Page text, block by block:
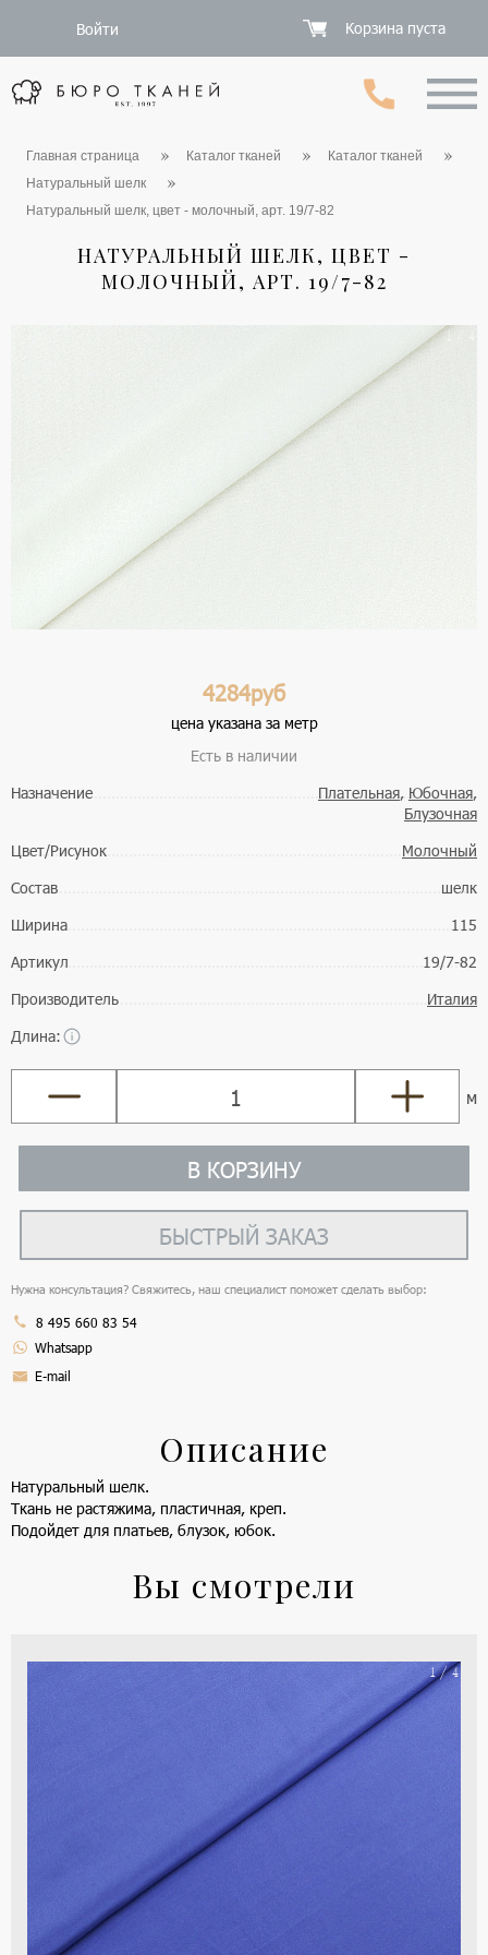
Войти Корзина пуста
Главная страница Каталог тканей
Каталог тканей
Натуральный шелк
Натуральный шелк, цвет - молочный, арт. 19/7-82
НАТУРАЛЬНЫЙ ШЕЛК, ЦВЕТ -
МОЛОЧНЫЙ, АРТ. 19/7-82
1 / 4
4284руб
цена указана за метр
Есть в наличии
Назначение
Плательная, Юбочная,
Блузочная
Цвет/Рисунок
Молочный
Состав
шелк
Ширина
115
Артикул
19/7-82
Производитель
Италия
Длина:
м
В КОРЗИНУ
БЫСТРЫЙ ЗАКАЗ
Нужна консультация? Свяжитесь, наш специалист поможет сделать выбор:
8 495 660 83 54
Whatsapp
E-mail
Описание
Натуральный шелк.
Ткань не растяжима, пластичная, креп.
Подойдет для платьев, блузок, юбок.
Вы смотрели
1 / 4